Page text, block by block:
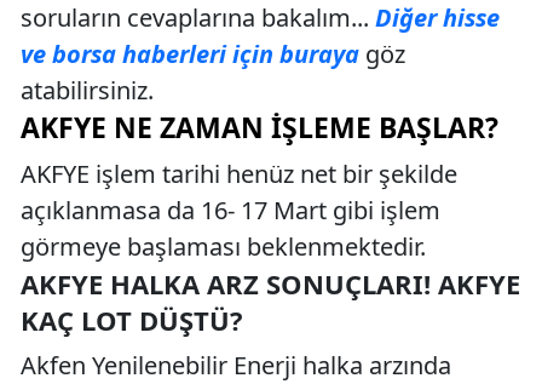
soruların cevaplarına bakalım... Diğer hisse
ve borsa haberleri için buraya göz
atabilirsiniz.
AKFYE NE ZAMAN İŞLEME BAŞLAR?
AKFYE işlem tarihi henüz net bir şekilde
açıklanmasa da 16- 17 Mart gibi işlem
görmeye başlaması beklenmektedir.
AKFYE HALKA ARZ SONUÇLARI! AKFYE
KAÇ LOT DÜŞTÜ?
Akfen Yenilenebilir Enerji halka arzında